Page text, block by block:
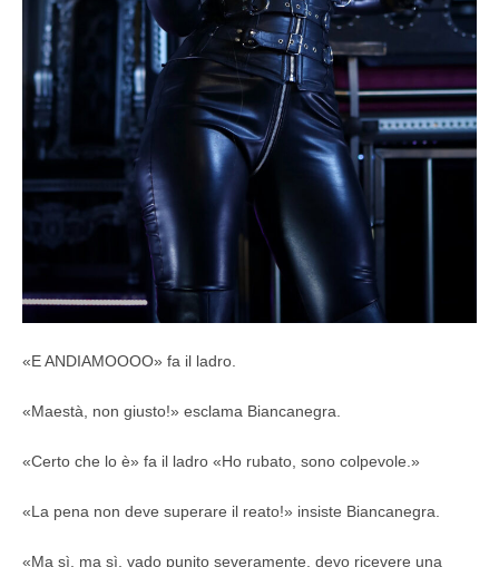
«E ANDIAMOOOO» fa il ladro.
«Maestà, non giusto!» esclama Biancanegra.
«Certo che lo è» fa il ladro «Ho rubato, sono colpevole.»
«La pena non deve superare il reato!» insiste Biancanegra.
«Ma sì, ma sì, vado punito severamente, devo ricevere una